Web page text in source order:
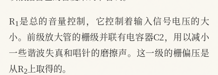
R 是总的音量控制，它控制着输入信号电压的大
小。前级放大管的栅级并联有电容器C2，用以减小
一些谐波失真和唱针的磨擦声。这一级的栅偏压是
从R2上取得的。